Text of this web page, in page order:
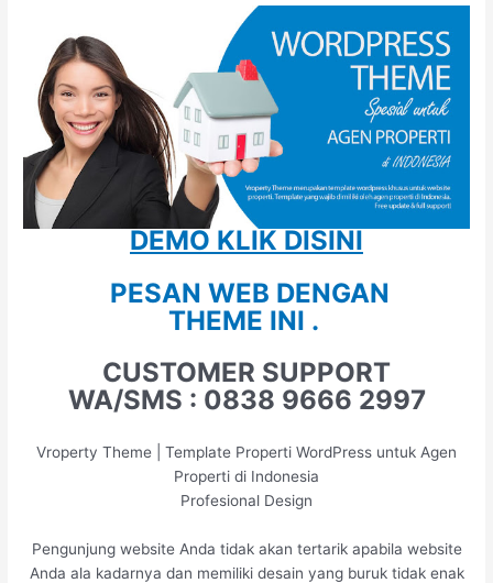
DEMO KLIK DISINI
PESAN WEB DENGAN
THEME INI .
CUSTOMER SUPPORT
WA/SMS : 0838 9666 2997
Vroperty Theme | Template Properti WordPress untuk Agen
Properti di Indonesia
Profesional Design
Pengunjung website Anda tidak akan tertarik apabila website
Anda ala kadarnya dan memiliki desain yang buruk tidak enak